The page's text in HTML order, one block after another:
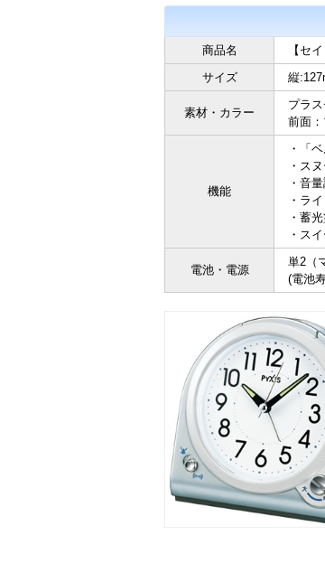
商品名
【セ
サイズ
縦
素材・カラー
プラ
前面
機能
・「
・ス
・音
・ラ
・蓄
・ス
電池・電源
単2（
(電池